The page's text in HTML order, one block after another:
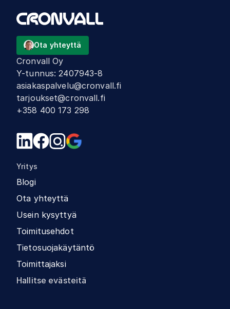
Ota yhteyttä
Cronvall Oy
Y-tunnus:2407943-8
asiakaspalvelu@cronvall.fi
tarjoukset@cronvall.fi
+358 400 173 298
Yritys
Blogi
Ota yhteyttä
Usein kysyttyä
Toimitusehdot
Tietosuojakäytäntö
Toimittajaksi
Hallitse evästeitä